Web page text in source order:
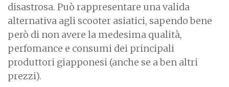
disastrosa. Può rappresentare una valida
alternativa agli scooter asiatici, sapendo bene
però di non avere la medesima qualità,
perfomance e consumi dei principali
produttori giapponesi (anche se a ben altri
prezzi).